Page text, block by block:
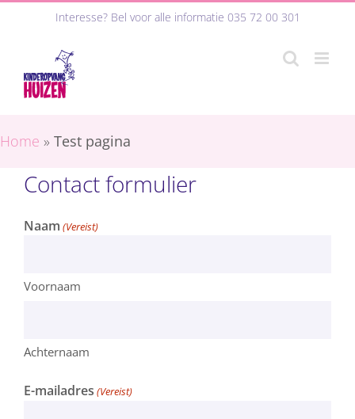
Interesse? Bel voor alle informatie 035 72 00 301
Home » Test pagina
Contact formulier
Naam (Vereist)
Voornaam
Achternaam
E-mailadres (Vereist)